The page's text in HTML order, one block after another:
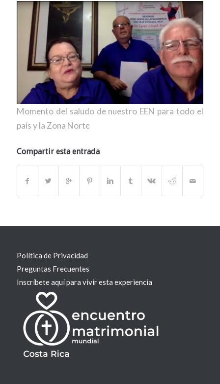
Momento del saludo de nuestro EEN para todo el
país y la Zona Norte
Compartir esta entrada
Política de Privacidad
Preguntas Frecuentes
Inscríbete aquí para vivir esta experiencia